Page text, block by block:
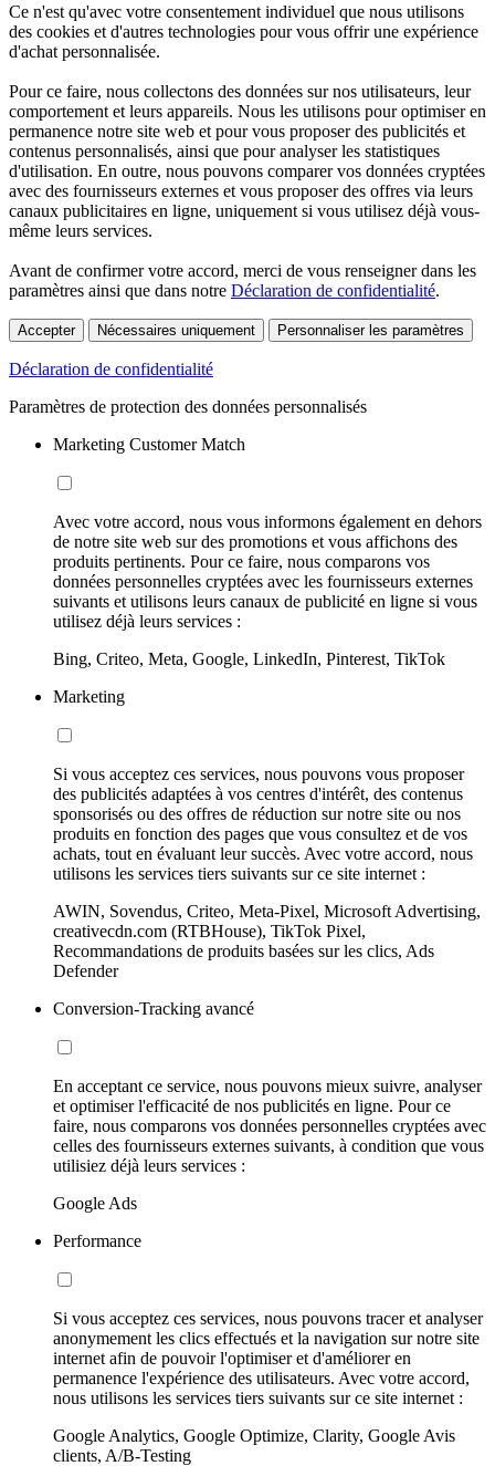
Ce n'est qu'avec votre consentement individuel que nous utilisons
des cookies et d'autres technologies pour vous offrir une expérience
d'achat personnalisée.
Pour ce faire, nous collectons des données sur nos utilisateurs, leur
comportement et leurs appareils. Nous les utilisons pour optimiser en
permanence notre site web et pour vous proposer des publicités et
contenus personnalisés, ainsi que pour analyser les statistiques
d'utilisation. En outre, nous pouvons comparer vos données cryptées
avec des fournisseurs externes et vous proposer des offres via leurs
canaux publicitaires en ligne, uniquement si vous utilisez déjà vous-
même leurs services.
Avant de confirmer votre accord, merci de vous renseigner dans les
paramètres ainsi que dans notre Déclaration de confidentialité.
Accepter Nécessaires uniquement Personnaliser les paramètres
Déclaration de confidentialité
Paramètres de protection des données personnalisés
Marketing Customer Match
Avec votre accord, nous vous informons également en dehors
de notre site web sur des promotions et vous affichons des
produits pertinents. Pour ce faire, nous comparons vos
données personnelles cryptées avec les fournisseurs externes
suivants et utilisons leurs canaux de publicité en ligne si vous
utilisez déjà leurs services :
Bing, Criteo, Meta, Google, LinkedIn, Pinterest, TikTok
Marketing
Si vous acceptez ces services, nous pouvons vous proposer
des publicités adaptées à vos centres d'intérêt, des contenus
sponsorisés ou des offres de réduction sur notre site ou nos
produits en fonction des pages que vous consultez et de vos
achats, tout en évaluant leur succès. Avec votre accord, nous
utilisons les services tiers suivants sur ce site internet :
AWIN, Sovendus, Criteo, Meta-Pixel, Microsoft Advertising,
creativecdn.com (RTBHouse), TikTok Pixel,
Recommandations de produits basées sur les clics, Ads
Defender
Conversion-Tracking avancé
En acceptant ce service, nous pouvons mieux suivre, analyser
et optimiser l'efficacité de nos publicités en ligne. Pour ce
faire, nous comparons vos données personnelles cryptées avec
celles des fournisseurs externes suivants, à condition que vous
utilisiez déjà leurs services :
Google Ads
Performance
Si vous acceptez ces services, nous pouvons tracer et analyser
anonymement les clics effectués et la navigation sur notre site
internet afin de pouvoir l'optimiser et d'améliorer en
permanence l'expérience des utilisateurs. Avec votre accord,
nous utilisons les services tiers suivants sur ce site internet :
Google Analytics, Google Optimize, Clarity, Google Avis
clients, A/B-Testing